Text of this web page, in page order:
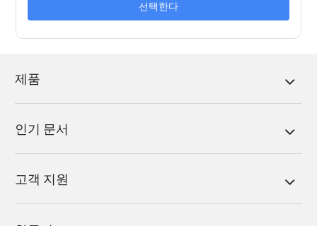
선택한다
제품
인기 문서
고객 지원